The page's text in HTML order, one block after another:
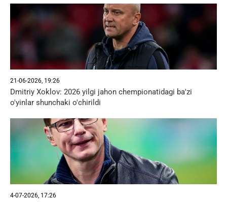
21-06-2026, 19:26
Dmitriy Xoklov: 2026 yilgi jahon chempionatidagi ba'zi
o'yinlar shunchaki o'chirildi
4-07-2026, 17:26